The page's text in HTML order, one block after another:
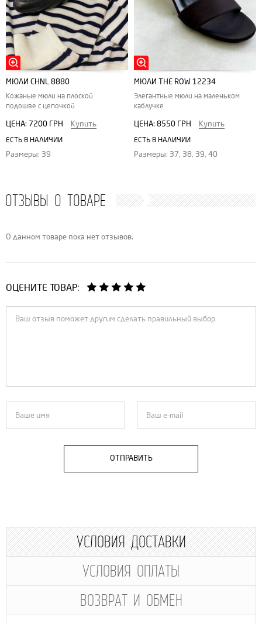
МЮЛИ CHNL 8880
Кожаные мюли на плоской
подошве с цепочкой
ЦЕНА: 7200 ГРН Купить
ЕСТЬ В НАЛИЧИИ
Размеры: 39
МЮЛИ THE ROW 12234
Элегантные мюли на маленьком
каблучке
ЦЕНА: 8550 ГРН Купить
ЕСТЬ В НАЛИЧИИ
Размеры: 37, 38, 39, 40
ОТЗЫВЫ О ТОВАРЕ
О данном товаре пока нет отзывов.
ОЦЕНИТЕ ТОВАР:
ОТПРАВИТЬ
УСЛОВИЯ ДОСТАВКИ
УСЛОВИЯ ОПЛАТЫ
ВОЗВРАТ И ОБМЕН